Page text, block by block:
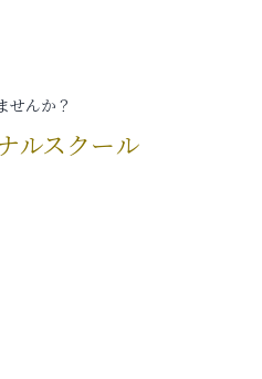
せんか？
ルスクール